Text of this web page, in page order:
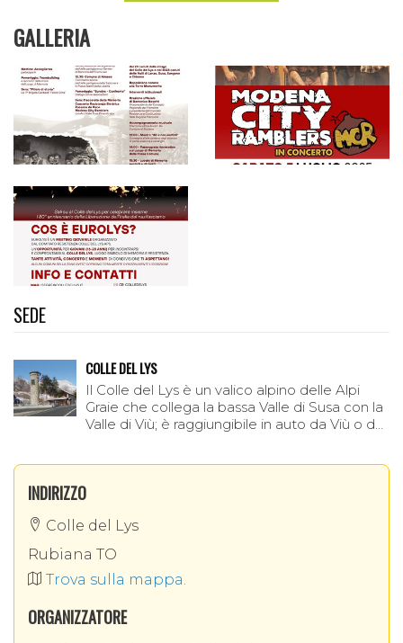
Obiettivo dell’iniziativa è infatti promuovere
l’impegno di giovani cittadini e cittadine,
riflettendo, con dibattiti e approfondimenti, sulle
cause della Seconda Guerra Mondiale e sul ruolo
dell’Unione Europea nel mantenimento della
pace. I partecipanti avranno quindi l’opportunità
di confrontarsi sul significato di valori fondanti,
come la Democrazia, la Pace e la Giustizia Sociale,
del territorio.
Le giornate prevedono, oltre a momenti di
riflessione, anche attività con le associazioni del
luogo ed eventi significativi, come la visione di un
cinedocumentario all’aperto, una fiaccolata e
Ecco il programma completo della
GALLERIA
SEDE
COLLE DEL LYS
Il Colle del Lys è un valico alpino delle Alpi
Graie che collega la bassa Valle di Susa con la
Valle di Viù; è raggiungibile in auto da Viù o da
INDIRIZZO
Colle del Lys
Rubiana TO
Trova sulla mappa.
ORGANIZZATORE